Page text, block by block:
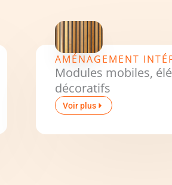
AMÉNAGEMENT
Modules mobiles,
décoratifs
Voir plus